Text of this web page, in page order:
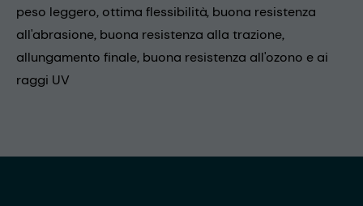
peso leggero, ottima flessibilità, buona resistenza
all'abrasione, buona resistenza alla trazione,
allungamento finale, buona resistenza all'ozono e ai
raggi UV